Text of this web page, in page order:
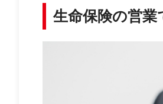
生命保険の営